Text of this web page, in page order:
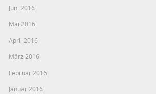
Juni 2016
Mai 2016
April 2016
März 2016
Februar 2016
Januar 2016